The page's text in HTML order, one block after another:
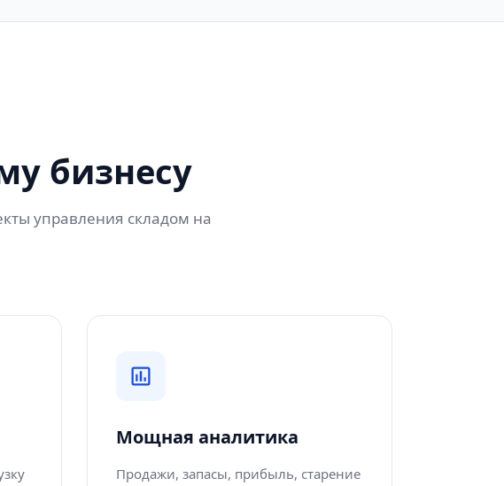
бизнесу
управления складом на
Мощная аналитика
Продажи, запасы, прибыль, старение